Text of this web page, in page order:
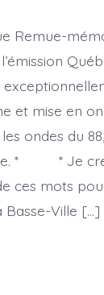
Remue-
et mise en
ondes du
* * Je
ces mots
Basse-Ville […]